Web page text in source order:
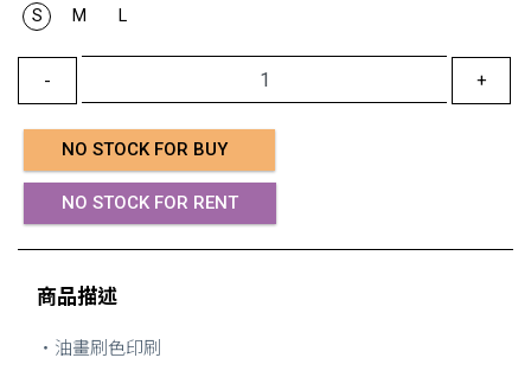
S
M L
- +
NO STOCK FOR BUY
NO STOCK FOR RENT
商品描述
・油畫刷色印刷